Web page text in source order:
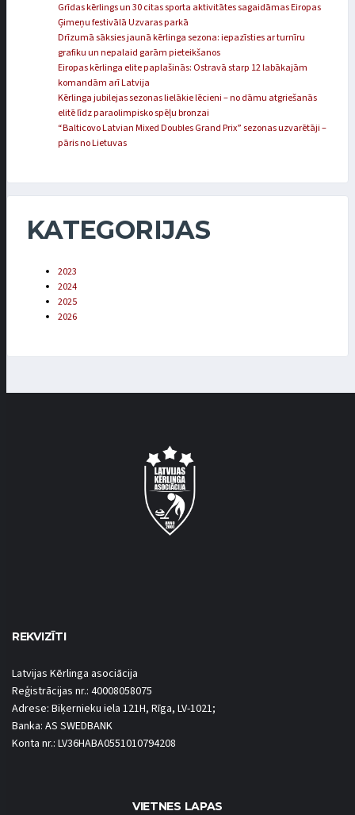
Grīdas kērlings un 30 citas sporta aktivitātes sagaidāmas Eiropas
Ģimeņu festivālā Uzvaras parkā
Drīzumā sāksies jaunā kērlinga sezona: iepazīsties ar turnīru
grafiku un nepalaid garām pieteikšanos
Eiropas kērlinga elite paplašinās: Ostravā starp 12 labākajām
komandām arī Latvija
Kērlinga jubilejas sezonas lielākie lēcieni – no dāmu atgriešanās
elitē līdz paraolimpisko spēļu bronzai
“Balticovo Latvian Mixed Doubles Grand Prix” sezonas uzvarētāji –
pāris no Lietuvas
KATEGORIJAS
2023
2024
2025
2026
REKVIZĪTI
Latvijas Kērlinga asociācija
Reģistrācijas nr.: 40008058075
Adrese: Biķernieku iela 121H, Rīga, LV-1021;
Banka: AS SWEDBANK
Konta nr.: LV36HABA0551010794208
VIETNES LAPAS